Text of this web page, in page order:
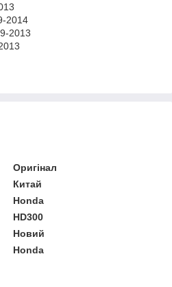
2014
2013
Оригінал
Китай
Honda
HD300
Новий
Honda